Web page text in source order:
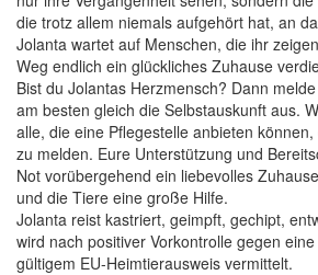
die trotz allem niemals aufgehört hat, an
Jolanta wartet auf Menschen, die ihr
Weg endlich ein glückliches Zuhause
Bist du Jolantas Herzmensch? Dann
am besten gleich die Selbstauskunft aus.
alle, die eine Pflegestelle anbieten
zu melden. Eure Unterstützung und
Not vorübergehend ein liebevolles
und die Tiere eine große Hilfe.
Jolanta reist kastriert, geimpft, gechipt,
wird nach positiver Vorkontrolle gegen
gültigem EU-Heimtierausweis vermittelt.